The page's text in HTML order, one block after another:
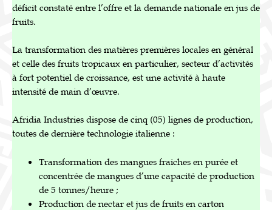
déficit constaté entre l’offre et la demande nationale en jus de
fruits.
La transformation des matières premières locales en général
et celle des fruits tropicaux en particulier, secteur d’activités
à fort potentiel de croissance, est une activité à haute
intensité de main d’œuvre.
Afridia Industries dispose de cinq (05) lignes de production,
toutes de dernière technologie italienne :
Transformation des mangues fraiches en purée et
concentrée de mangues d’une capacité de production
de 5 tonnes/heure ;
Production de nectar et jus de fruits en carton